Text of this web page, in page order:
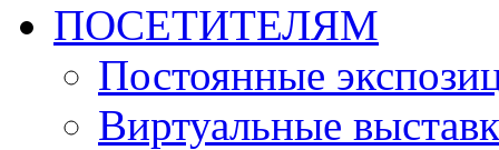
ПОСЕТИТЕЛЯМ
Постоянные
Виртуальные